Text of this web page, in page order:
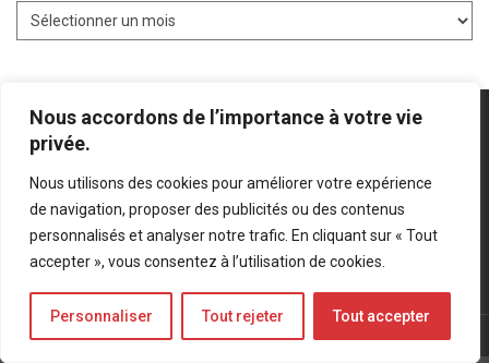
Nous accordons de l’importance à votre vie
privée.
Nous utilisons des cookies pour améliorer votre expérience
de navigation, proposer des publicités ou des contenus
personnalisés et analyser notre trafic. En cliquant sur « Tout
accepter », vous consentez à l’utilisation de cookies.
Personnaliser Tout rejeter Tout accepter
Mentions légales-Politique de confidentialité
Bluesky
LinkedIn
Twitter
© Forces Operations Blog - 2022